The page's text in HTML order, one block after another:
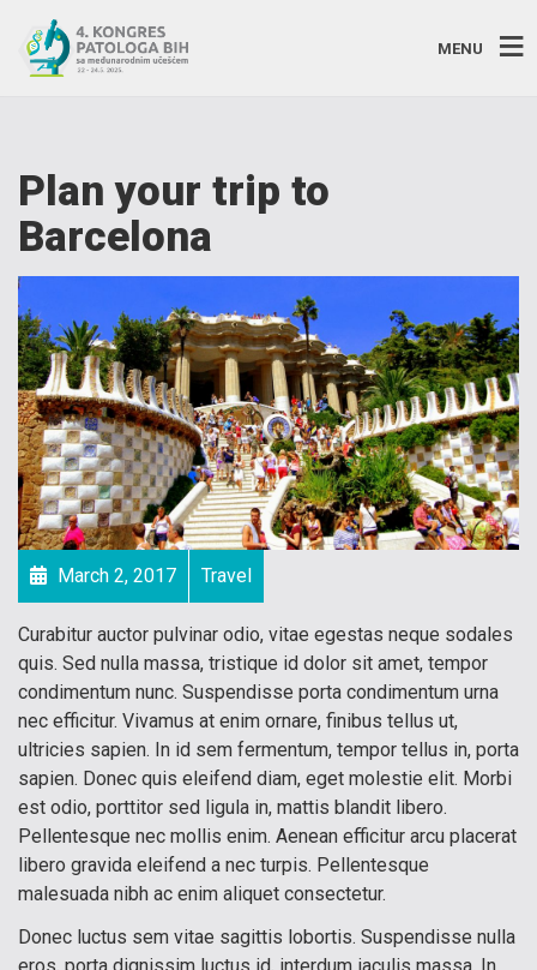
MENU
Plan your trip to
Barcelona
March 2, 2017 Travel
Curabitur auctor pulvinar odio, vitae egestas neque sodales
quis. Sed nulla massa, tristique id dolor sit amet, tempor
condimentum nunc. Suspendisse porta condimentum urna
nec efficitur. Vivamus at enim ornare, finibus tellus ut,
ultricies sapien. In id sem fermentum, tempor tellus in, porta
sapien. Donec quis eleifend diam, eget molestie elit. Morbi
est odio, porttitor sed ligula in, mattis blandit libero.
Pellentesque nec mollis enim. Aenean efficitur arcu placerat
libero gravida eleifend a nec turpis. Pellentesque
malesuada nibh ac enim aliquet consectetur.
Donec luctus sem vitae sagittis lobortis. Suspendisse nulla